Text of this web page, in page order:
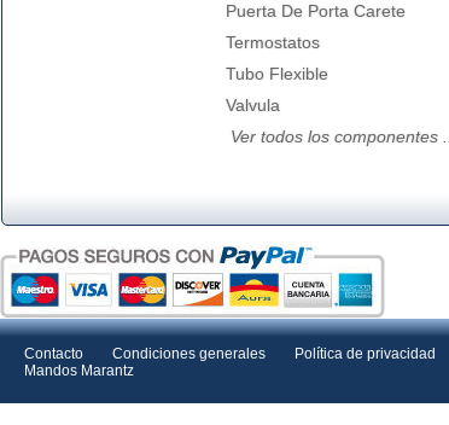
Puerta De Porta Carete
Termostatos
Tubo Flexible
Valvula
Ver todos los componentes ...
Contacto Condiciones generales Política de privacidad
Mandos Marantz